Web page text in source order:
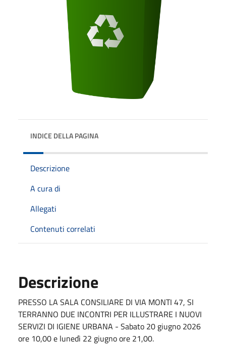
INDICE DELLA PAGINA
Descrizione
A cura di
Allegati
Contenuti correlati
Descrizione
PRESSO LA SALA CONSILIARE DI VIA MONTI 47, SI
TERRANNO DUE INCONTRI PER ILLUSTRARE I NUOVI
SERVIZI DI IGIENE URBANA - Sabato 20 giugno 2026
ore 10,00 e lunedì 22 giugno ore 21,00.